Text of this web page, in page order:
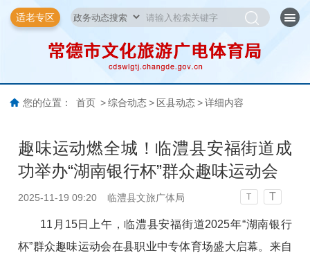
适老专区
您的位置： 首页 > 综合动态 > 区县动态 > 详细内容
趣味运动燃全城！临澧县安福街道成
功举办“湖南银行杯”群众趣味运动会
2025-11-19 09:20 临澧县文旅广体局 T T
11月15日上午，临澧县安福街道2025年“湖南银行
杯”群众趣味运动会在县职业中专体育场盛大启幕。来自